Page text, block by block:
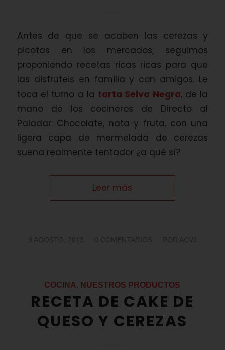
Antes de que se acaben las cerezas y
picotas en los mercados, seguimos
proponiendo recetas ricas ricas para que
las disfruteis en familia y con amigos. Le
toca el turno a la tarta Selva Negra, de la
mano de los cocineros de Directo al
Paladar: Chocolate, nata y fruta, con una
ligera capa de mermelada de cerezas
suena realmente tentador ¿a qué sí?
Leer más
COCINA NUESTROS PRODUCTOS
RECETA DE CAKE DE
QUESO Y CEREZAS